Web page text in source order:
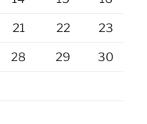
21 22 23
28 29 30